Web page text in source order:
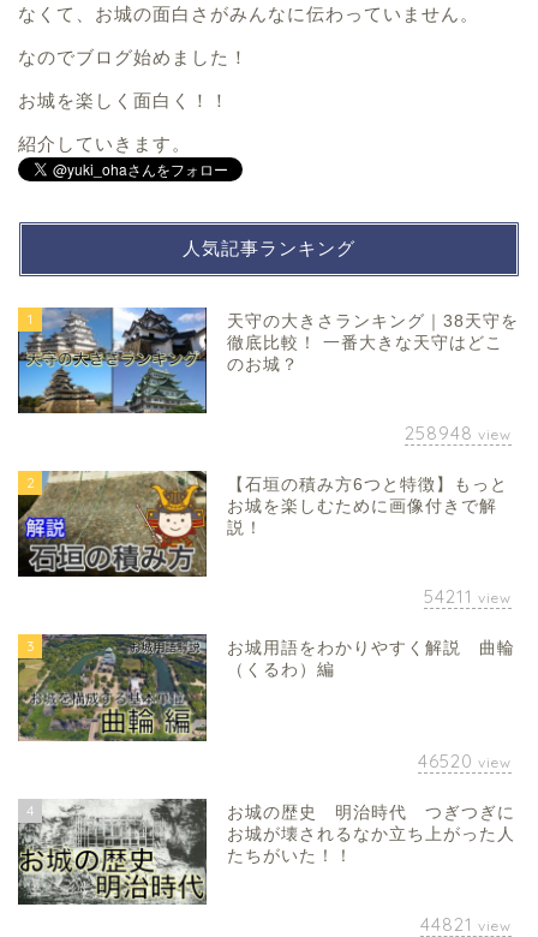
なくて、お城の面白さがみんなに伝わっていません。
なのでブログ始めました！
お城を楽しく面白く！！
紹介していきます。
人気記事ランキング
1
天守の大きさランキング｜38天守を
徹底比較！ 一番大きな天守はどこ
のお城？
258948 view
2
【石垣の積み方6つと特徴】もっと
お城を楽しむために画像付きで解
説！
54211 view
3
お城用語をわかりやすく解説 曲輪
（くるわ）編
46520 view
4
お城の歴史 明治時代 つぎつぎに
お城が壊されるなか立ち上がった人
たちがいた！！
44821 view